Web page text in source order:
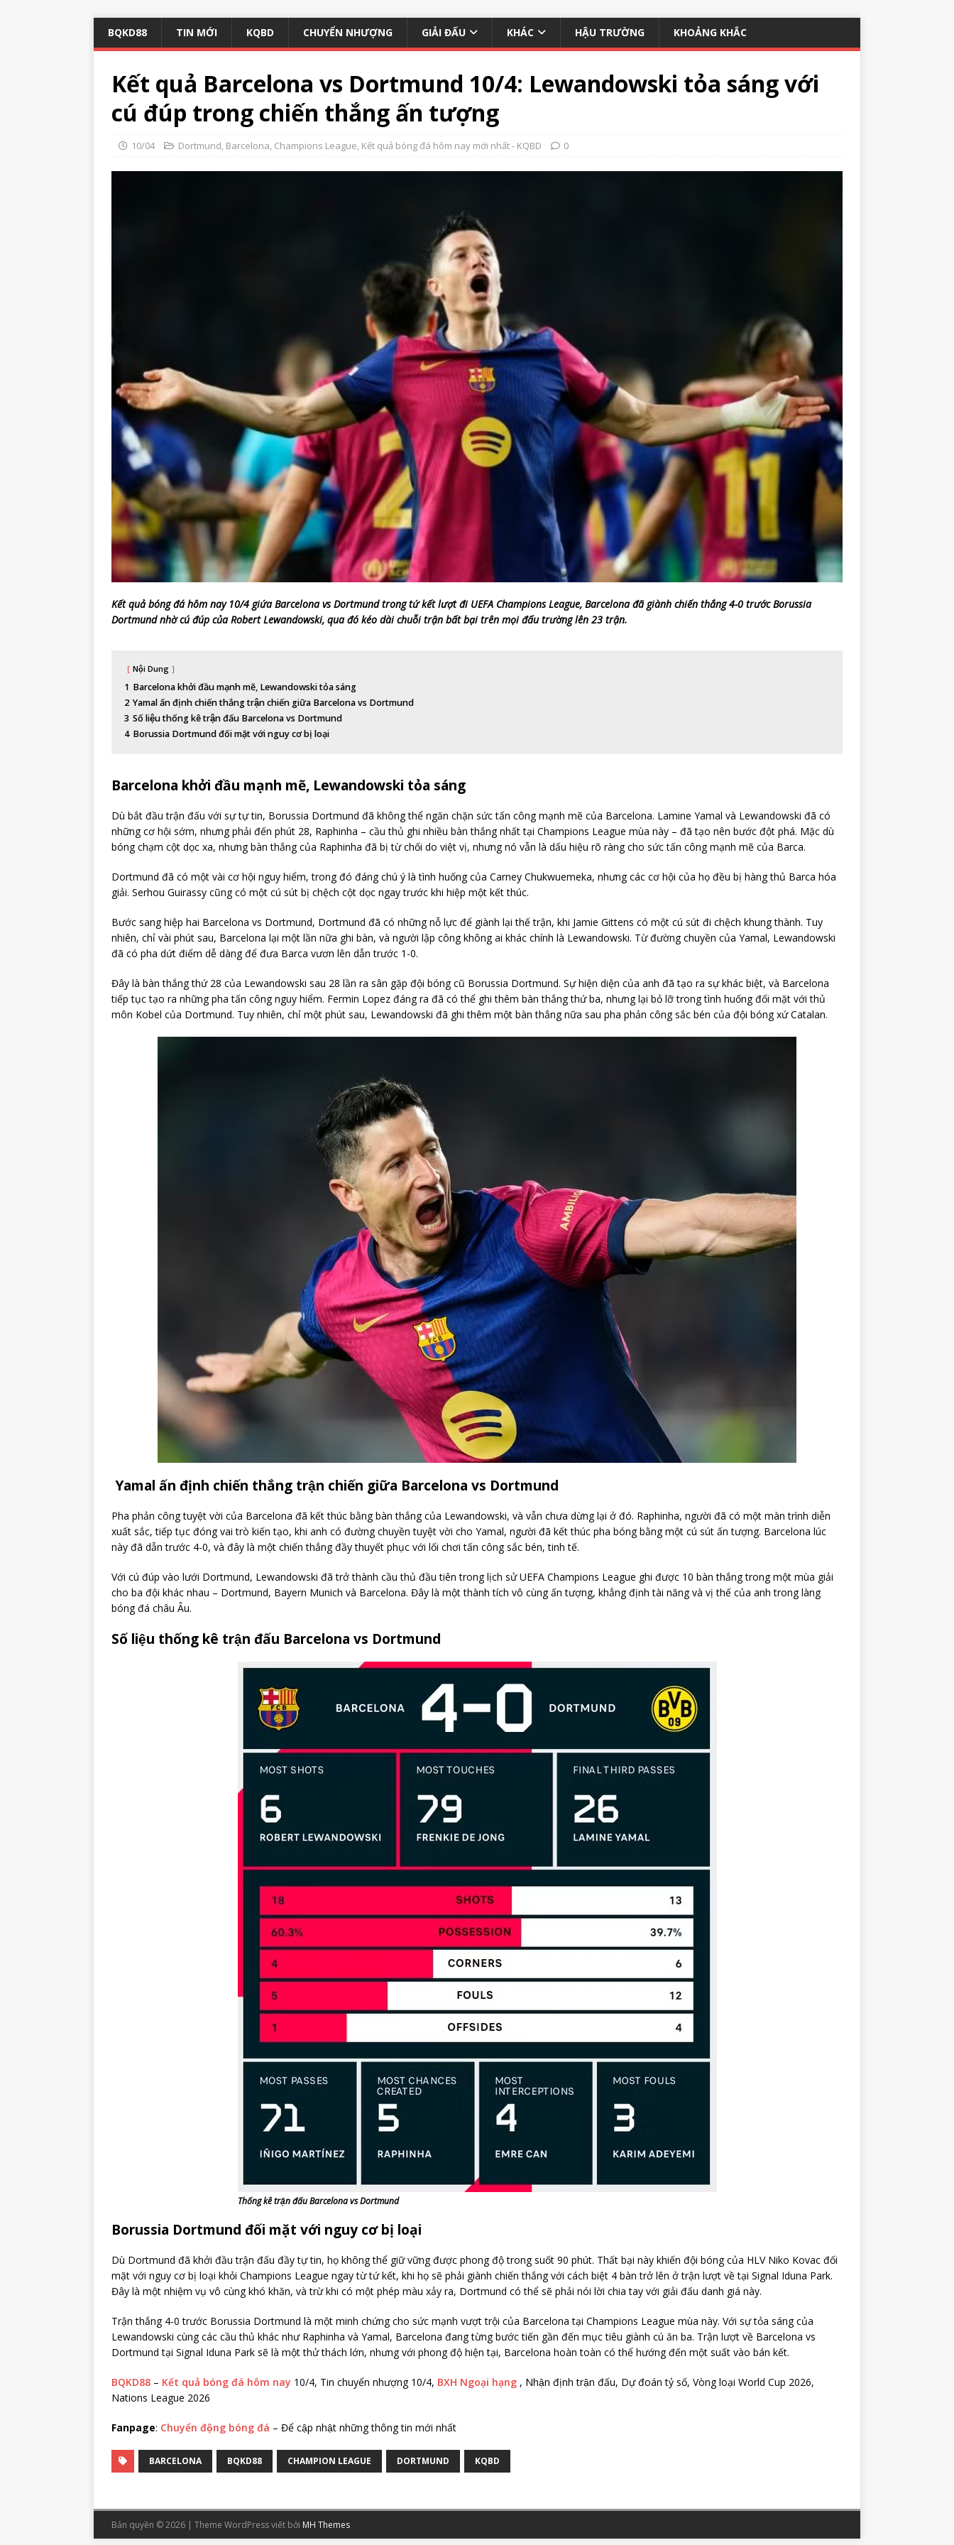
BQKD88 TIN MỚI KQBD CHUYỂN NHƯỢNG GIẢI ĐẤU KHÁC HẬU TRƯỜNG KHOẢNG KHẮC
Kết quả Barcelona vs Dortmund 10/4: Lewandowski tỏa sáng với
cú đúp trong chiến thắng ấn tượng
10/04 Dortmund, Barcelona, Champions League, Kết quả bóng đá hôm nay mới nhất - KQBD 0
Kết quả bóng đá hôm nay 10/4 giứa Barcelona vs Dortmund trong tứ kết lượt đi UEFA Champions League, Barcelona đã giành chiến thắng 4-0 trước Borussia
Dortmund nhờ cú đúp của Robert Lewandowski, qua đó kéo dài chuỗi trận bất bại trên mọi đấu trường lên 23 trận.
Nội Dung
1 Barcelona khởi đầu mạnh mẽ, Lewandowski tỏa sáng
2 Yamal ấn định chiến thắng trận chiến giữa Barcelona vs Dortmund
3 Số liệu thống kê trận đấu Barcelona vs Dortmund
4 Borussia Dortmund đối mặt với nguy cơ bị loại
Barcelona khởi đầu mạnh mẽ, Lewandowski tỏa sáng
Dù bắt đầu trận đấu với sự tự tin, Borussia Dortmund đã không thể ngăn chặn sức tấn công mạnh mẽ của Barcelona. Lamine Yamal và Lewandowski đã có
những cơ hội sớm, nhưng phải đến phút 28, Raphinha – cầu thủ ghi nhiều bàn thắng nhất tại Champions League mùa này – đã tạo nên bước đột phá. Mặc dù
bóng chạm cột dọc xa, nhưng bàn thắng của Raphinha đã bị từ chối do việt vị, nhưng nó vẫn là dấu hiệu rõ ràng cho sức tấn công mạnh mẽ của Barca.
Dortmund đã có một vài cơ hội nguy hiểm, trong đó đáng chú ý là tình huống của Carney Chukwuemeka, nhưng các cơ hội của họ đều bị hàng thủ Barca hóa
giải. Serhou Guirassy cũng có một cú sút bị chệch cột dọc ngay trước khi hiệp một kết thúc.
Bước sang hiệp hai Barcelona vs Dortmund, Dortmund đã có những nỗ lực để giành lại thế trận, khi Jamie Gittens có một cú sút đi chệch khung thành. Tuy
nhiên, chỉ vài phút sau, Barcelona lại một lần nữa ghi bàn, và người lập công không ai khác chính là Lewandowski. Từ đường chuyền của Yamal, Lewandowski
đã có pha dứt điểm dễ dàng để đưa Barca vươn lên dẫn trước 1-0.
Đây là bàn thắng thứ 28 của Lewandowski sau 28 lần ra sân gặp đội bóng cũ Borussia Dortmund. Sự hiện diện của anh đã tạo ra sự khác biệt, và Barcelona
tiếp tục tạo ra những pha tấn công nguy hiểm. Fermin Lopez đáng ra đã có thể ghi thêm bàn thắng thứ ba, nhưng lại bỏ lỡ trong tình huống đối mặt với thủ
môn Kobel của Dortmund. Tuy nhiên, chỉ một phút sau, Lewandowski đã ghi thêm một bàn thắng nữa sau pha phản công sắc bén của đội bóng xứ Catalan.
Yamal ấn định chiến thắng trận chiến giữa Barcelona vs Dortmund
Pha phản công tuyệt vời của Barcelona đã kết thúc bằng bàn thắng của Lewandowski, và vẫn chưa dừng lại ở đó. Raphinha, người đã có một màn trình diễn
xuất sắc, tiếp tục đóng vai trò kiến tạo, khi anh có đường chuyền tuyệt vời cho Yamal, người đã kết thúc pha bóng bằng một cú sút ấn tượng. Barcelona lúc
này đã dẫn trước 4-0, và đây là một chiến thắng đầy thuyết phục với lối chơi tấn công sắc bén, tinh tế.
Với cú đúp vào lưới Dortmund, Lewandowski đã trở thành cầu thủ đầu tiên trong lịch sử UEFA Champions League ghi được 10 bàn thắng trong một mùa giải
cho ba đội khác nhau – Dortmund, Bayern Munich và Barcelona. Đây là một thành tích vô cùng ấn tượng, khẳng định tài năng và vị thế của anh trong làng
bóng đá châu Âu.
Số liệu thống kê trận đấu Barcelona vs Dortmund
Thống kê trận đấu Barcelona vs Dortmund
Borussia Dortmund đối mặt với nguy cơ bị loại
Dù Dortmund đã khởi đầu trận đấu đầy tự tin, họ không thể giữ vững được phong độ trong suốt 90 phút. Thất bại này khiến đội bóng của HLV Niko Kovac đối
mặt với nguy cơ bị loại khỏi Champions League ngay từ tứ kết, khi họ sẽ phải giành chiến thắng với cách biệt 4 bàn trở lên ở trận lượt về tại Signal Iduna Park.
Đây là một nhiệm vụ vô cùng khó khăn, và trừ khi có một phép màu xảy ra, Dortmund có thể sẽ phải nói lời chia tay với giải đấu danh giá này.
Trận thắng 4-0 trước Borussia Dortmund là một minh chứng cho sức mạnh vượt trội của Barcelona tại Champions League mùa này. Với sự tỏa sáng của
Lewandowski cùng các cầu thủ khác như Raphinha và Yamal, Barcelona đang từng bước tiến gần đến mục tiêu giành cú ăn ba. Trận lượt về Barcelona vs
Dortmund tại Signal Iduna Park sẽ là một thử thách lớn, nhưng với phong độ hiện tại, Barcelona hoàn toàn có thể hướng đến một suất vào bán kết.
BQKD88 – Kết quả bóng đá hôm nay 10/4, Tin chuyển nhượng 10/4, BXH Ngoại hạng , Nhận định trận đấu, Dự đoán tỷ số, Vòng loại World Cup 2026,
Nations League 2026
Fanpage: Chuyển động bóng đá – Để cập nhật những thông tin mới nhất
BARCELONA BQKD88 CHAMPION LEAGUE DORTMUND KQBD
Bản quyền © 2026 | Theme WordPress viết bởi MH Themes